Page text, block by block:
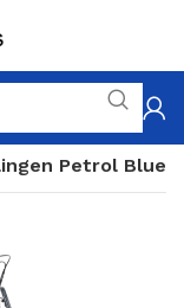
Petrol Blue